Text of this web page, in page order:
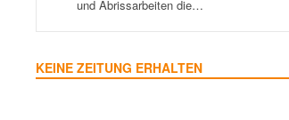
und Abrissarbeiten die…
KEINE ZEITUNG ERHALTEN